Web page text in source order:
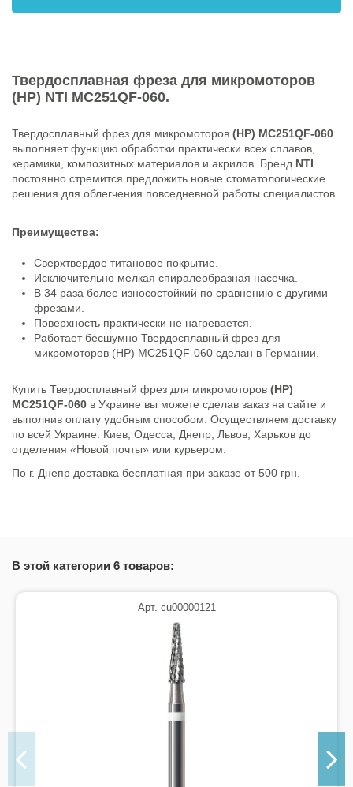
Твердосплавная фреза для микромоторов
(HP) NTI MC251QF-060.
Твердосплавный фрез для микромоторов (HP) MC251QF-060
выполняет функцию обработки практически всех сплавов,
керамики, композитных материалов и акрилов. Бренд NTI
постоянно стремится предложить новые стоматологические
решения для облегчения повседневной работы специалистов.
Преимущества:
Сверхтвердое титановое покрытие.
Исключительно мелкая спиралеобразная насечка.
В 34 раза более износостойкий по сравнению с другими
фрезами.
Поверхность практически не нагревается.
Работает бесшумно Твердосплавный фрез для
микромоторов (HP) MC251QF-060 сделан в Германии.
Купить Твердосплавный фрез для микромоторов (HP)
MC251QF-060 в Украине вы можете сделав заказ на сайте и
выполнив оплату удобным способом. Осуществляем доставку
по всей Украине: Киев, Одесса, Днепр, Львов, Харьков до
отделения «Новой почты» или курьером.
По г. Днепр доставка бесплатная при заказе от 500 грн.
В этой категории 6 товаров:
Арт. cu00000121